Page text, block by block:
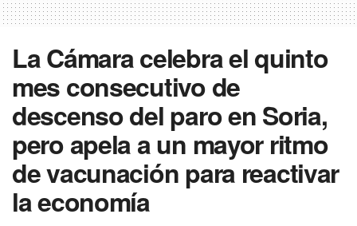
La Cámara celebra el quinto
mes consecutivo de
descenso del paro en Soria,
pero apela a un mayor ritmo
de vacunación para reactivar
la economía